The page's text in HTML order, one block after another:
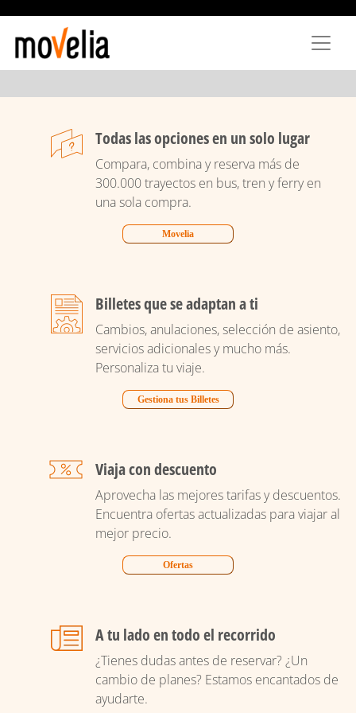
principal
Todas las opciones en un solo lugar
Compara, combina y reserva más de
300.000 trayectos en bus, tren y ferry en
una sola compra.
Movelia
Billetes que se adaptan a ti
Cambios, anulaciones, selección de asiento,
servicios adicionales y mucho más.
Personaliza tu viaje.
Gestiona tus Billetes
Viaja con descuento
Aprovecha las mejores tarifas y descuentos.
Encuentra ofertas actualizadas para viajar al
mejor precio.
Ofertas
A tu lado en todo el recorrido
¿Tienes dudas antes de reservar? ¿Un
cambio de planes? Estamos encantados de
ayudarte.